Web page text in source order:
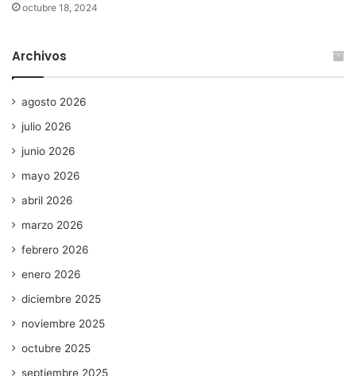
octubre 18, 2024
Archivos
agosto 2026
julio 2026
junio 2026
mayo 2026
abril 2026
marzo 2026
febrero 2026
enero 2026
diciembre 2025
noviembre 2025
octubre 2025
septiembre 2025